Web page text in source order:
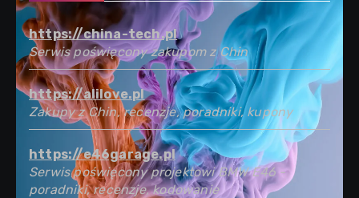
https://china-tech.pl
Serwis poświęcony zakupom z Chin
https://alilove.pl
Zakupy z Chin, recenzje, poradniki, kupony
https://e46garage.pl
Serwis poświęcony projektowi BMW E46 -
poradniki, recenzje, kodowanie